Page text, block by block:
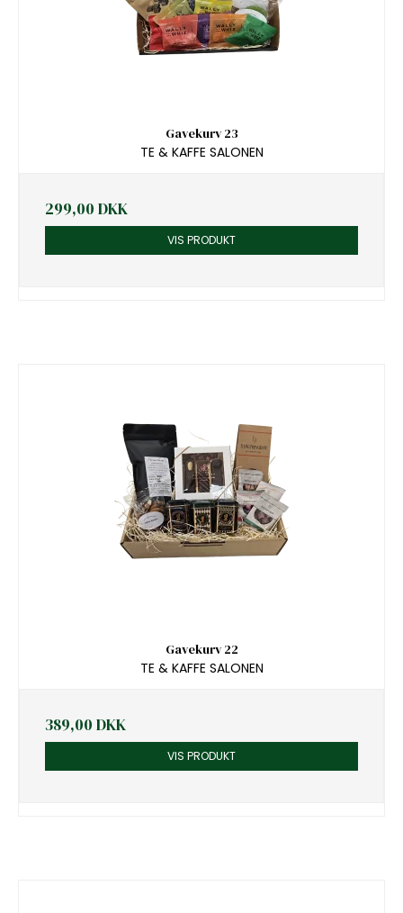
Gavekurv 23
TE & KAFFE SALONEN
299,00 DKK
VIS PRODUKT
Gavekurv 22
TE & KAFFE SALONEN
389,00 DKK
VIS PRODUKT